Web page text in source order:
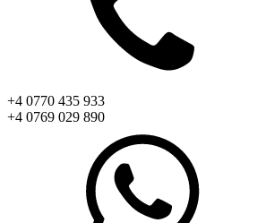
+4 0770 435 933
+4 0769 029 890